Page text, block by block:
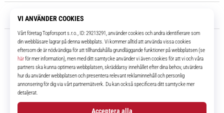
11teamsports.se
I över 16 år har vi varit dina lagkamrater, vilket ger dig de bästa och
senaste fotbollsprodukterna.
FacebookInstagramYouTube
Kundtjänst